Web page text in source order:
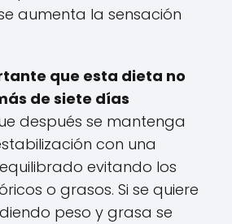
aumenta la sensación
que esta dieta no
de siete días
después se mantenga
con una
evitando los
o grasos. Si se quiere
peso y grasa se